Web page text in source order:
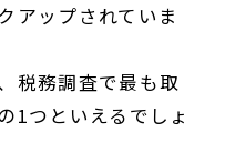
アップされていま
税務調査で最も取
1つといえるでしょ